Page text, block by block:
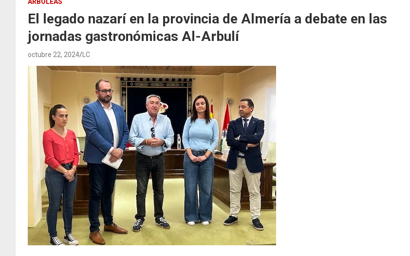
ARBOLEAS
El legado nazarí en la provincia de Almería a debate en las
jornadas gastronómicas Al-Arbulí
octubre 22, 2024 LC